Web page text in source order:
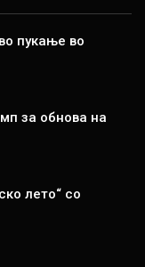
пукање во
за обнова на
лето“ со